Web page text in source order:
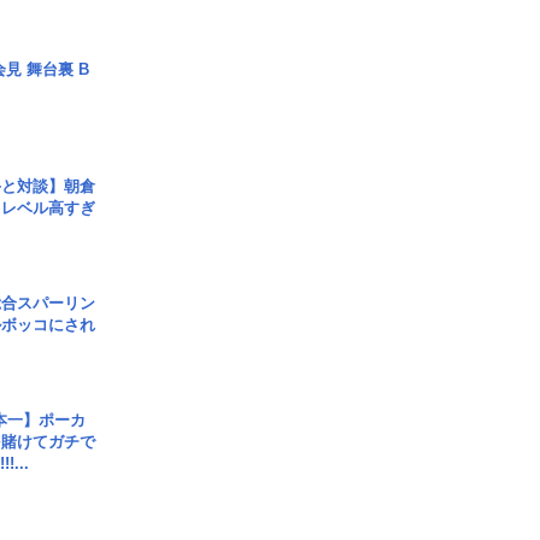
見 舞台裏 B
と対談】朝倉
ベル高すぎ
スパーリン
ッコにされ
一】ポーカ
けてガチで